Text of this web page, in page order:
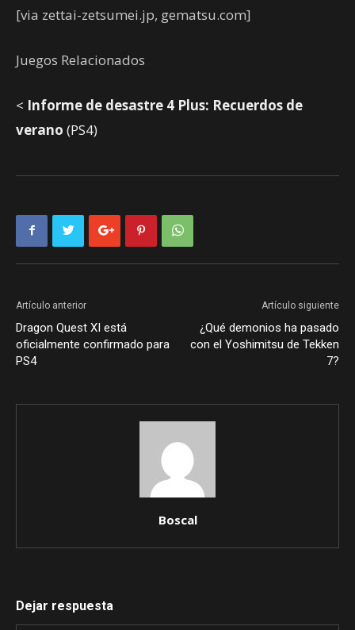
[via zettai-zetsumei.jp, gematsu.com]
Juegos Relacionados
< Informe de desastre 4 Plus: Recuerdos de
verano (PS4)
Artículo anterior
Dragon Quest XI está
oficialmente confirmado para
PS4
Artículo siguiente
¿Qué demonios ha pasado
con el Yoshimitsu de Tekken
7?
Boscal
Dejar respuesta